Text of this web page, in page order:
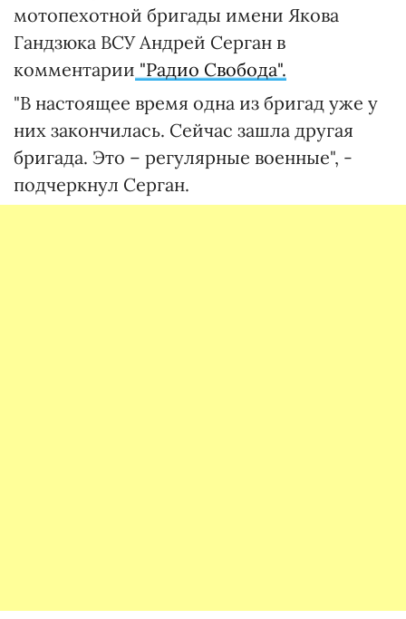
мотопехотной бригады имени Якова
Гандзюка ВСУ Андрей Серган в
комментарии "Радио Свобода".
"В настоящее время одна из бригад уже у
них закончилась. Сейчас зашла другая
бригада. Это – регулярные военные", -
подчеркнул Серган.